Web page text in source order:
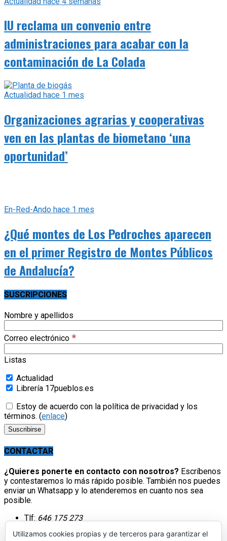
IU reclama un convenio entre
administraciones para acabar con la
contaminación de La Colada
Actualidad hace 1 mes
Organizaciones agrarias y cooperativas
ven en las plantas de biometano ‘una
oportunidad’
en el primer Registro de Montes Públicos
de Andalucía?
SUSCRIPCIONES
Nombre y apellidos
Correo electrónico
Actualidad
Librería 17pueblos.es
términos. (enlace
CONTACTAR
¿Quieres ponerte en contacto con nosotros?
y contestaremos lo más rápido posible. También nos puedes
enviar un Whatsapp y lo atenderemos en cuanto nos sea
Tlf:646 175 273
Correo:info@17pueblos.es
Utilizamos cookies propias y de terceros para garantizar el